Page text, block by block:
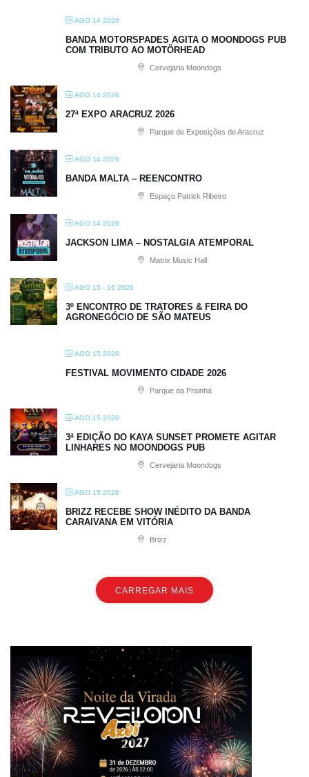
AGO 14 2026
BANDA MOTORSPADES AGITA O MOONDOGS PUB
COM TRIBUTO AO MOTÖRHEAD
Cervejaria Moondogs
AGO 14 2026
27ª EXPO ARACRUZ 2026
Parque de Exposições de Aracruz
AGO 14 2026
BANDA MALTA – REENCONTRO
Espaço Patrick Ribeiro
AGO 14 2026
JACKSON LIMA – NOSTALGIA ATEMPORAL
Matrix Music Hall
AGO 15 - 16 2026
3º ENCONTRO DE TRATORES & FEIRA DO
AGRONEGÓCIO DE SÃO MATEUS
AGO 15 2026
FESTIVAL MOVIMENTO CIDADE 2026
Parque da Prainha
AGO 15 2026
3ª EDIÇÃO DO KAYA SUNSET PROMETE AGITAR
LINHARES NO MOONDOGS PUB
Cervejaria Moondogs
AGO 15 2026
BRIZZ RECEBE SHOW INÉDITO DA BANDA
CARAIVANA EM VITÓRIA
Brizz
CARREGAR MAIS